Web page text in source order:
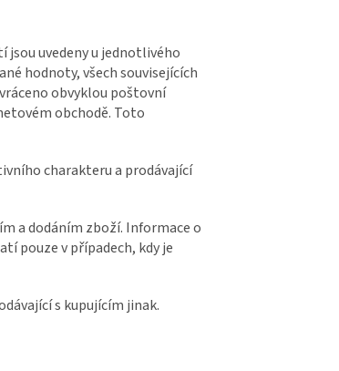
jsou uvedeny u jednotlivého
hodnoty, všech souvisejících
obvyklou poštovní
obchodě. Toto
charakteru a prodávající
a dodáním zboží. Informace o
pouze v případech, kdy je
s kupujícím jinak.